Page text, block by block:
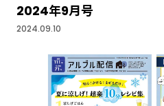
2024年9月号
2024.09.10